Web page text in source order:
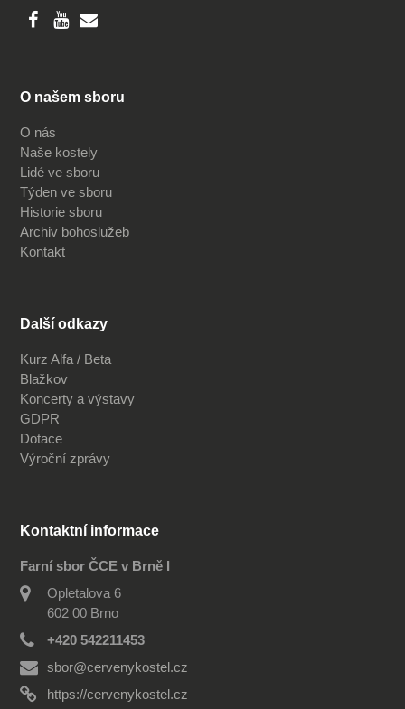
O našem sboru
O nás
Naše kostely
Lidé ve sboru
Týden ve sboru
Historie sboru
Archiv bohoslužeb
Kontakt
Další odkazy
Kurz Alfa / Beta
Blažkov
Koncerty a výstavy
GDPR
Dotace
Výroční zprávy
Kontaktní informace
Farní sbor ČCE v Brně I
Opletalova 6
602 00 Brno
+420 542211453
sbor@cervenykostel.cz
https://cervenykostel.cz